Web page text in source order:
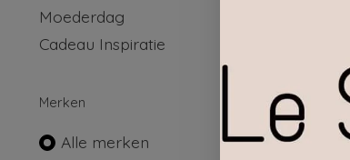
Moederdag
Cadeau Inspiratie
Merken
Alle merken